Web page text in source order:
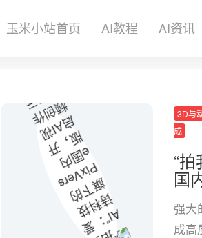
玉米小站首页 AI教程 AI资讯
3D与
成
“
国
强大
成高